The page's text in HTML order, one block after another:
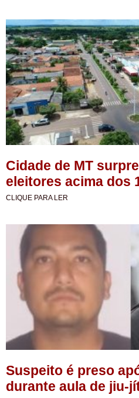
Cidade de MT
eleitores acima dos
CLIQUE PARA LER
Suspeito é preso
durante aula de jiu-